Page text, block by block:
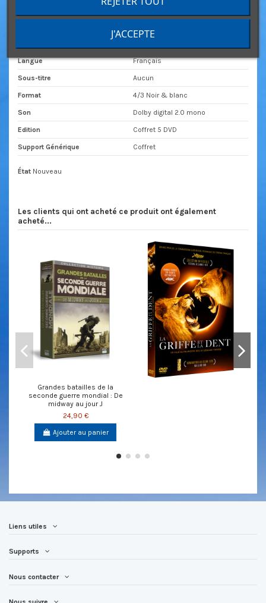
Langue Français
Sous-titre Aucun
Format 4/3 Noir & blanc
Son Dolby digital 2.0 mono
Edition Coffret 5 DVD
Support Générique Coffret
État Nouveau
Les clients qui ont acheté ce produit ont également
acheté...
Grandes batailles de la
seconde guerre mondial : De
midway au jour J
24,90 €
Ajouter au panier
Liens utiles
Supports
Nous contacter
J'ACCEPTE